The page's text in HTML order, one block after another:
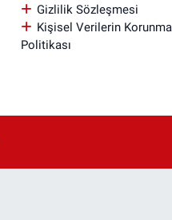
Gizlilik Sözleşmesi
Kişisel Verilerin Korunma
Politikası